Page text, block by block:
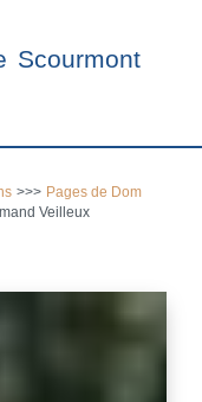
Scourmont
>>> Pages de Dom
Veilleux